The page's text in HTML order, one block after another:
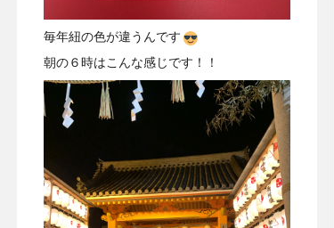
毎年紐の色が違うんです
朝の６時はこんな感じです！！